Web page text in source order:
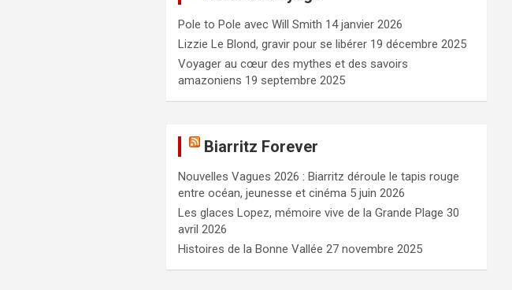
c
h
e
r
Pole to Pole avec Will Smith 14 janvier 2026
Lizzie Le Blond, gravir pour se libérer 19 décembre 2025
Voyager au cœur des mythes et des savoirs
amazoniens 19 septembre 2025
Biarritz Forever
Nouvelles Vagues 2026 : Biarritz déroule le tapis rouge
entre océan, jeunesse et cinéma 5 juin 2026
Les glaces Lopez, mémoire vive de la Grande Plage 30
avril 2026
Histoires de la Bonne Vallée 27 novembre 2025